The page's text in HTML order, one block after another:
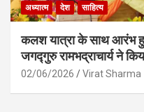
अध्यात्म
देश साहित्य
कलश यात्रा के साथ आरंभ
जगद्गुरु रामभद्राचार्य ने
02/06/2026 Virat Sharma